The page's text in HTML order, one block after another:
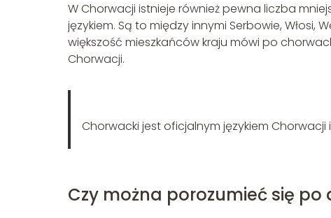
W Chorwacji istnieje również pewna liczba
językiem. Są to między innymi Serbowie, Włosi,
większość mieszkańców kraju mówi po
Chorwacji.
Chorwacki jest oficjalnym językiem Chorwacji
Czy można porozumieć się